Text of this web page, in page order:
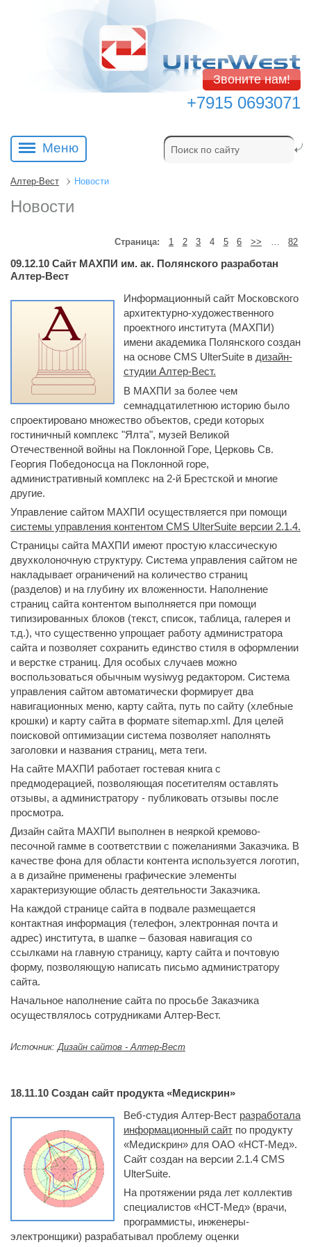
Звоните нам!
+7915 0693071
Меню
Алтер-Вест Новости
Новости
Страница: 1 2 3 4 5 6 >> 82
09.12.10 Сайт МАХПИ им. ак. Полянского разработан
Алтер-Вест
Информационный сайт Московского
архитектурно-художественного
проектного института (МАХПИ)
имени академика Полянского создан
на основе CMS UlterSuite в дизайн-
студии Алтер-Вест.
В МАХПИ за более чем
семнадцатилетнюю историю было
спроектировано множество объектов, среди которых
гостиничный комплекс "Ялта", музей Великой
Отечественной войны на Поклонной Горе, Церковь Св.
Георгия Победоносца на Поклонной горе,
административный комплекс на 2-й Брестской и многие
другие.
Управление сайтом МАХПИ осуществляется при помощи
системы управления контентом CMS UlterSuite версии 2.1.4.
Страницы сайта МАХПИ имеют простую классическую
двухколоночную структуру. Система управления сайтом не
накладывает ограничений на количество страниц
(разделов) и на глубину их вложенности. Наполнение
страниц сайта контентом выполняется при помощи
типизированных блоков (текст, список, таблица, галерея и
т.д.), что существенно упрощает работу администратора
сайта и позволяет сохранить единство стиля в оформлении
и верстке страниц. Для особых случаев можно
воспользоваться обычным wysiwyg редактором. Система
управления сайтом автоматически формирует два
навигационных меню, карту сайта, путь по сайту (хлебные
крошки) и карту сайта в формате sitemap.xml. Для целей
поисковой оптимизации система позволяет наполнять
заголовки и названия страниц, мета теги.
На сайте МАХПИ работает гостевая книга с
предмодерацией, позволяющая посетителям оставлять
отзывы, а администратору - публиковать отзывы после
просмотра.
Дизайн сайта МАХПИ выполнен в неяркой кремово-
песочной гамме в соответствии с пожеланиями Заказчика. В
качестве фона для области контента используется логотип,
а в дизайне применены графические элементы
характеризующие область деятельности Заказчика.
На каждой странице сайта в подвале размещается
контактная информация (телефон, электронная почта и
адрес) института, в шапке – базовая навигация со
ссылками на главную страницу, карту сайта и почтовую
форму, позволяющую написать письмо администратору
сайта.
Начальное наполнение сайта по просьбе Заказчика
осуществлялось сотрудниками Алтер-Вест.
Источник:Дизайн сайтов - Алтер-Вест
18.11.10 Создан сайт продукта «Медискрин»
Веб-студия Алтер-Вест разработала
информационный сайтпо продукту
«Медискрин» для ОАО «НСТ-Мед».
Сайт создан на версии 2.1.4 CMS
UlterSuite.
На протяжении ряда лет коллектив
специалистов «НСТ-Мед» (врачи,
программисты, инженеры-
электронщики) разрабатывал проблему оценки